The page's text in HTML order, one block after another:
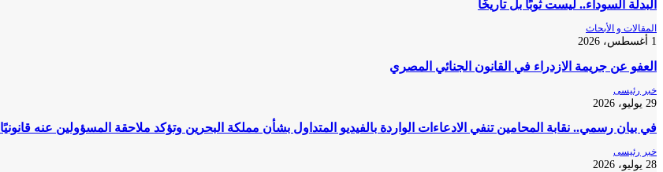
البدلة السوداء.. ليست ثوبًا بل تاريخًا
المقالات و الأبحاث
1 أغسطس، 2026
العفو عن جريمة الازدراء في القانون الجنائي المصري
خبر رئيسى
29 يوليو، 2026
في بيان رسمي.. نقابة المحامين تنفي الادعاءات الواردة بالفيديو المتداول بشأن مملكة البحرين وتؤكد ملاحقة المسؤولين عنه قانونيًا
خبر رئيسى
28 يوليو، 2026